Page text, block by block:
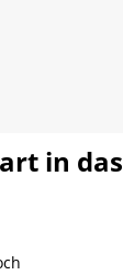
in das